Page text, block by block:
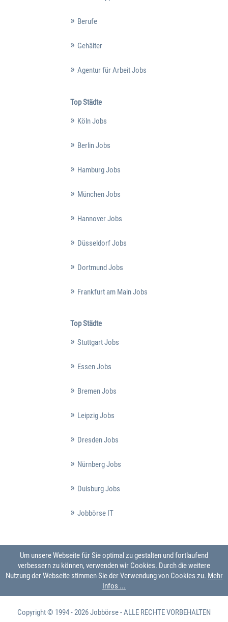
Berufe
Gehälter
Agentur für Arbeit Jobs
Top Städte
Köln Jobs
Berlin Jobs
Hamburg Jobs
München Jobs
Hannover Jobs
Düsseldorf Jobs
Dortmund Jobs
Frankfurt am Main Jobs
Top Städte
Stuttgart Jobs
Essen Jobs
Bremen Jobs
Leipzig Jobs
Dresden Jobs
Nürnberg Jobs
Duisburg Jobs
Jobbörse IT
Um unsere Webseite für Sie optimal zu gestalten und fortlaufend
verbessern zu können, verwenden wir Cookies. Durch die weitere
Nutzung der Webseite stimmen Sie der Verwendung von Cookies zu. Mehr
Infos ...
Copyright © 1994 - 2026Jobbörse- ALLE RECHTE VORBEHALTEN